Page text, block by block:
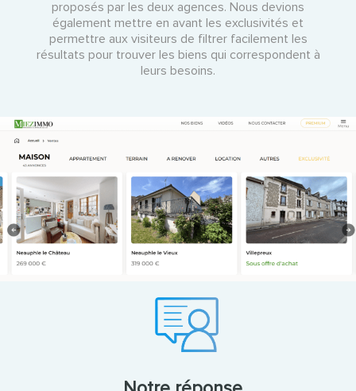
proposés par les deux agences. Nous devions
également mettre en avant les exclusivités et
permettre aux visiteurs de filtrer facilement les
résultats pour trouver les biens qui correspondent à
leurs besoins.